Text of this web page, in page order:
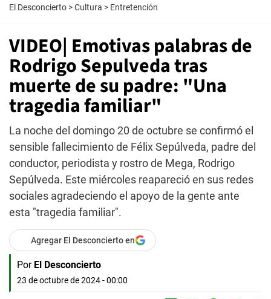
El Desconcierto >Cultura > Entretención
VIDEO| Emotivas palabras de
Rodrigo Sepulveda tras
muerte de su padre: "Una
tragedia familiar"
La noche del domingo 20 de octubre se confirmó el
sensible fallecimiento de Félix Sepúlveda, padre del
conductor, periodista y rostro de Mega, Rodrigo
Sepúlveda. Este miércoles reapareció en sus redes
sociales agradeciendo el apoyo de la gente ante
esta "tragedia familiar".
Agregar El Desconcierto en
Por El Desconcierto
23 de octubre de 2024 - 00:00